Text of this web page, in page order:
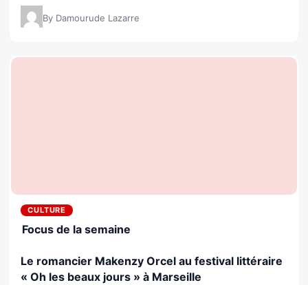
By Damourude Lazarre
CULTURE
Focus de la semaine
Le romancier Makenzy Orcel au festival littéraire
« Oh les beaux jours » à Marseille